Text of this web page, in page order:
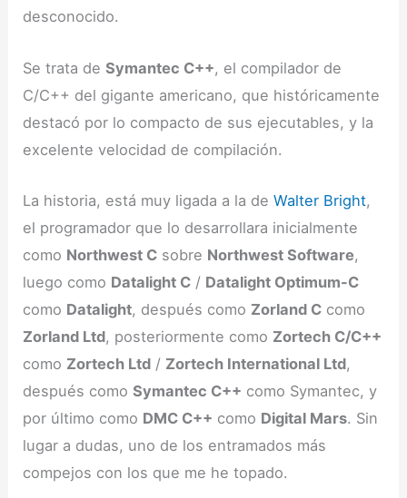
desconocido.
Se trata deSymantec C++, el compilador de
C/C++ del gigante americano, que históricamente
destacó por lo compacto de sus ejecutables, y la
excelente velocidad de compilación.
La historia, está muy ligada a la deWalter Bright,
el programador que lo desarrollara inicialmente
como Northwest C sobre Northwest Software,
luego como Datalight C / Datalight Optimum-C
como Datalight, después como Zorland C como
Zorland Ltd, posteriormente como Zortech C/C++
como Zortech Ltd / Zortech International Ltd,
después comoSymantec C++ como Symantec, y
por último como DMC C++ como Digital Mars. Sin
lugar a dudas, uno de los entramados más
compejos con los que me he topado.